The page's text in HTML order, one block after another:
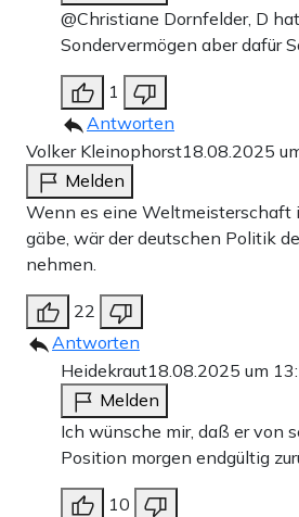
@Christiane Dornfelder, D
Sondervermögen aber dafür
1
Antworten
Volker Kleinophorst18.08.2025
Melden
Wenn es eine Weltmeisterschaft
gäbe, wär der deutschen Politik
nehmen.
22
Antworten
Heidekraut18.08.2025 um
Melden
Ich wünsche mir, daß er von
Position morgen endgültig
10